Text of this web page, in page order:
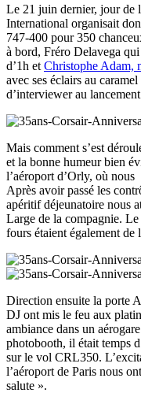
Le 21 juin dernier, jour de
International organisait
747-400 pour 350
à bord, Fréro Delavega
d’1h et Christophe Adam,
avec ses éclairs au
d’interviewer au
Mais comment s’est
et la bonne humeur bien
l’aéroport d’Orly, où nous
Après avoir passé les
apéritif déjeunatoire nous
Large de la compagnie.
fours étaient également de
Direction ensuite la porte
DJ ont mis le feu aux
ambiance dans un
photobooth, il était temps
sur le vol CRL350.
l’aéroport de Paris nous
salute ».